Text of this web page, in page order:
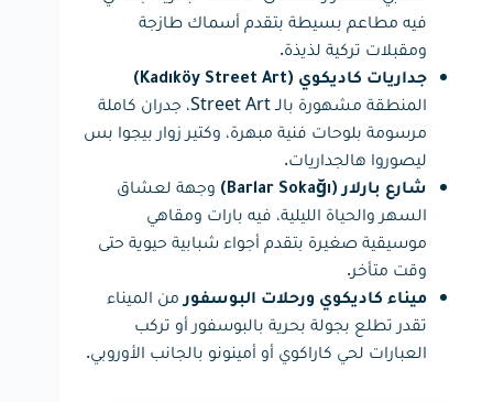
فيه مطاعم بسيطة بتقدم أسماك طازجة
ومقبلات تركية لذيذة.
جداريات كاديكوي (Kadıköy Street Art)
المنطقة مشهورة بالـ Street Art، جدران كاملة
مرسومة بلوحات فنية مبهرة، وكتير زوار بيجوا بس
ليصوروا هالجداريات.
شارع بارلار (Barlar Sokağı)
وجهة لعشاق
السهر والحياة الليلية، فيه بارات ومقاهي
موسيقية صغيرة بتقدم أجواء شبابية حيوية حتى
وقت متأخر.
ميناء كاديكوي ورحلات البوسفور من الميناء
تقدر تطلع بجولة بحرية بالبوسفور أو تركب
العبارات لحي كاراكوي أو أمينونو بالجانب الأوروبي.